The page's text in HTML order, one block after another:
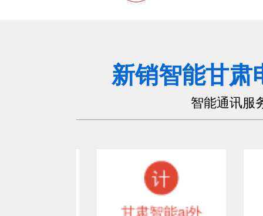
新销智能甘肃
智能通讯服
计
甘肃智能ai外